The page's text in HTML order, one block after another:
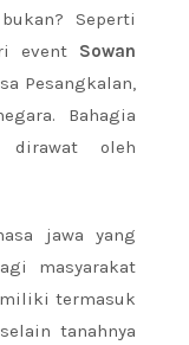
Seperti
event Sowan
Pesangkalan,
Bahagia
oleh
jawa yang
masyarakat
miliki termasuk
tanahnya